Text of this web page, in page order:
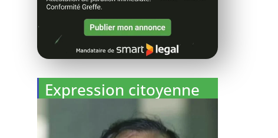
Expression citoyenne